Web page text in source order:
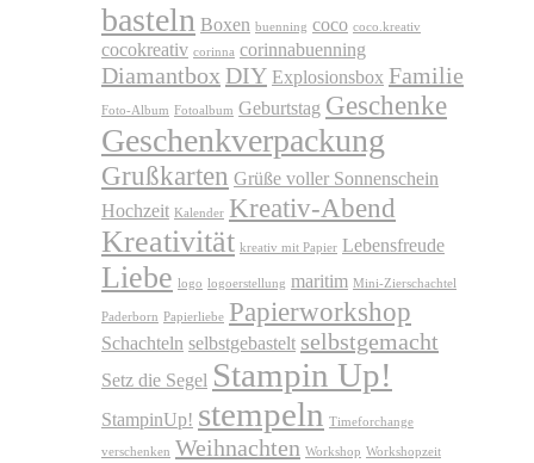
basteln Boxen buenning coco coco.kreativ
cocokreativ corinna corinnabuenning
Diamantbox DIY Explosionsbox Familie
Foto-Album Fotoalbum Geburtstag Geschenke
Geschenkverpackung
Grußkarten Grüße voller Sonnenschein
Hochzeit Kalender Kreativ-Abend
Kreativität kreativ mit Papier Lebensfreude
Liebe logo logoerstellung maritim Mini-Zierschachtel
Paderborn Papierliebe Papierworkshop
Schachteln selbstgebastelt selbstgemacht
Setz die Segel Stampin Up!
StampinUp! stempeln Timeforchange
verschenken Weihnachten Workshop Workshopzeit